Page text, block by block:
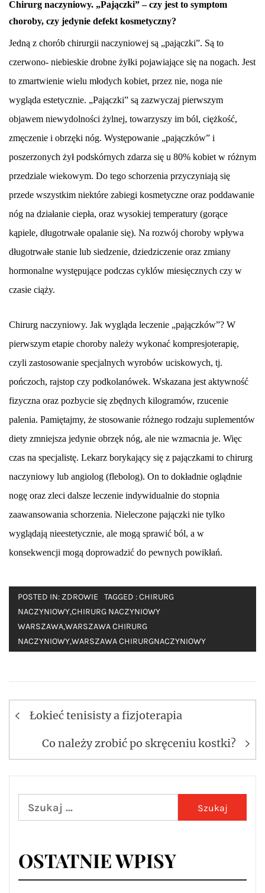
Chirurg naczyniowy. „Pajączki” – czy jest to symptom
choroby, czy jedynie defekt kosmetyczny?
Jedną z chorób chirurgii naczyniowej są „pajączki”. Są to
czerwono- niebieskie drobne żyłki pojawiające się na nogach. Jest
to zmartwienie wielu młodych kobiet, przez nie, noga nie
wygląda estetycznie. „Pajączki” są zazwyczaj pierwszym
objawem niewydolności żylnej, towarzyszy im ból, ciężkość,
zmęczenie i obrzęki nóg. Występowanie „pajączków” i
poszerzonych żył podskórnych zdarza się u 80% kobiet w różnym
przedziale wiekowym. Do tego schorzenia przyczyniają się
przede wszystkim niektóre zabiegi kosmetyczne oraz poddawanie
nóg na działanie ciepła, oraz wysokiej temperatury (gorące
kąpiele, długotrwałe opalanie się). Na rozwój choroby wpływa
długotrwałe stanie lub siedzenie, dziedziczenie oraz zmiany
hormonalne występujące podczas cyklów miesięcznych czy w
czasie ciąży.
Chirurg naczyniowy. Jak wygląda leczenie „pajączków”? W
pierwszym etapie choroby należy wykonać kompresjoterapię,
czyli zastosowanie specjalnych wyrobów uciskowych, tj.
pończoch, rajstop czy podkolanówek. Wskazana jest aktywność
fizyczna oraz pozbycie się zbędnych kilogramów, rzucenie
palenia. Pamiętajmy, że stosowanie różnego rodzaju suplementów
diety zmniejsza jedynie obrzęk nóg, ale nie wzmacnia je. Więc
czas na specjalistę. Lekarz borykający się z pajączkami to chirurg
naczyniowy lub angiolog (flebolog). On to dokładnie oglądnie
nogę oraz zleci dalsze leczenie indywidualnie do stopnia
zaawansowania schorzenia. Nieleczone pajączki nie tylko
wyglądają nieestetycznie, ale mogą sprawić ból, a w
konsekwencji mogą doprowadzić do pewnych powikłań.
POSTED IN: ZDROWIE TAGGED :CHIRURG
NACZYNIOWY,CHIRURG NACZYNIOWY
WARSZAWA,WARSZAWA CHIRURG
NACZYNIOWY,WARSZAWA CHIRURGNACZYNIOWY
Nawigacja
Łokieć tenisisty a fizjoterapia
Co należy zrobić po skręceniu kostki?
Szukaj:
OSTATNIE WPISY